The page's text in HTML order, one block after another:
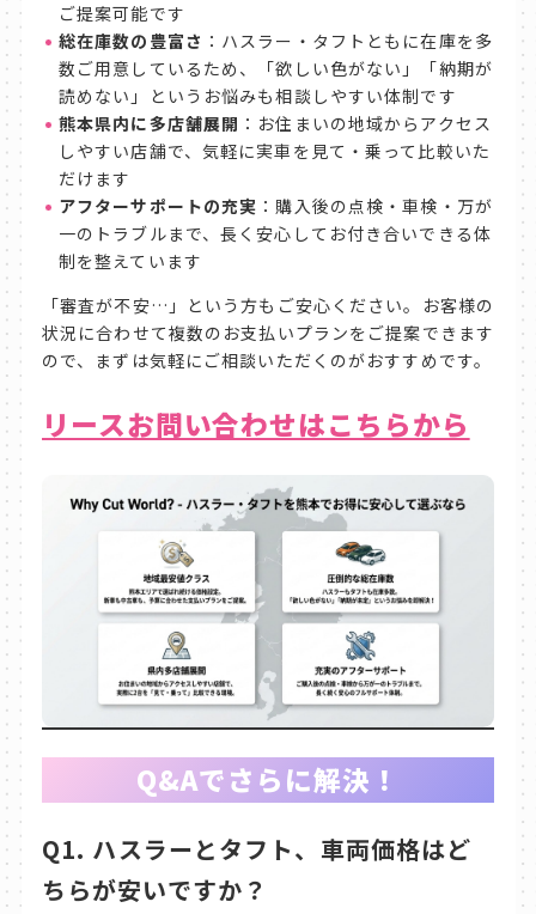
ご提案可能です
総在庫数の豊富さ ：ハスラー・タフトともに在庫を多
数ご用意しているため、「欲しい色がない」「納期が
読めない」というお悩みも相談しやすい体制です
熊本県内に多店舗展開 ：お住まいの地域からアクセス
しやすい店舗で、気軽に実車を見て・乗って比較いた
だけます
アフターサポートの充実 ：購入後の点検・車検・万が
一のトラブルまで、長く安心してお付き合いできる体
制を整えています
「審査が不安…」という方もご安心ください。お客様の
状況に合わせて複数のお支払いプランをご提案できます
ので、まずは気軽にご相談いただくのがおすすめです。
リースお問い合わせはこちらから
Q&Aでさらに解決！
Q1. ハスラーとタフト、車両価格はど
ちらが安いですか？